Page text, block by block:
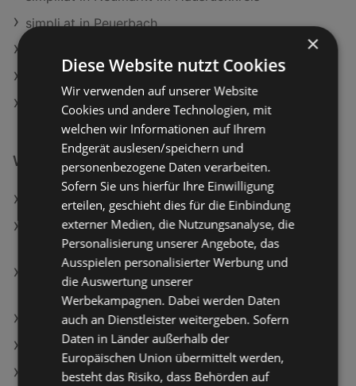
simpli.at in Peuerbach
simpli.at in Birkfeld
Weiterführende Links
Tefal OptiGrill Kontaktgrill GC705D
Splatoon Raiders - Nintendo of Europe Switch 2
[Game card]
Huawei Watch Fit 3 mit Fluorelastomer-Armband,
Schwarz; Smartwatch
simpli.at Angebote
MediaMarkt Angebote
RED ZAC Angebote
×
Diese Website nutzt Cookies
Wir verwenden auf unserer Website
Cookies und andere Technologien, mit
welchen wir Informationen auf Ihrem
Endgerät auslesen/speichern und
personenbezogene Daten verarbeiten.
Sofern Sie uns hierfür Ihre Einwilligung
erteilen, geschieht dies für die Einbindung
externer Medien, die Nutzungsanalyse, die
Personalisierung unserer Angebote, das
Ausspielen personalisierter Werbung und
die Auswertung unserer
Werbekampagnen. Dabei werden Daten
auch an Dienstleister weitergeben. Sofern
Daten in Länder außerhalb der
Europäischen Union übermittelt werden,
besteht das Risiko, dass Behörden auf